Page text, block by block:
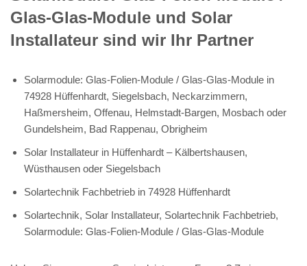
Glas-Glas-Module und Solar
Installateur sind wir Ihr Partner
Solarmodule: Glas-Folien-Module / Glas-Glas-Module in
74928 Hüffenhardt, Siegelsbach, Neckarzimmern,
Haßmersheim, Offenau, Helmstadt-Bargen, Mosbach oder
Gundelsheim, Bad Rappenau, Obrigheim
Solar Installateur in Hüffenhardt – Kälbertshausen,
Wüsthausen oder Siegelsbach
Solartechnik Fachbetrieb in 74928 Hüffenhardt
Solartechnik, Solar Installateur, Solartechnik Fachbetrieb,
Solarmodule: Glas-Folien-Module / Glas-Glas-Module